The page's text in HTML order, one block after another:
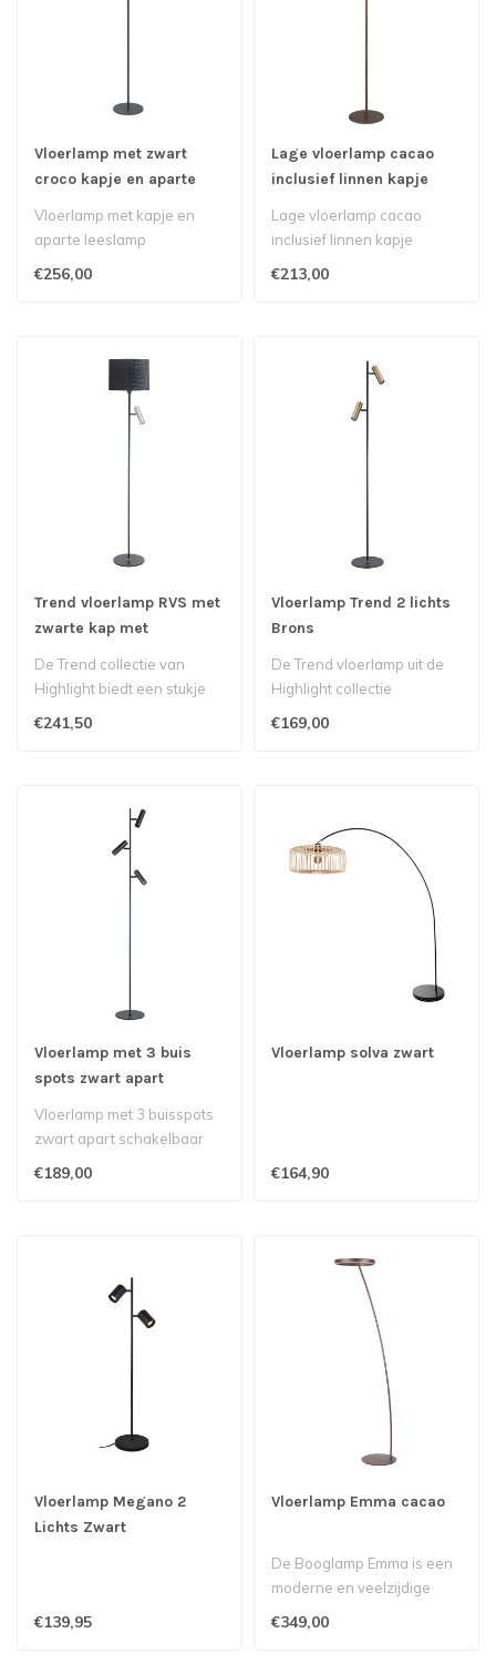
Vloerlamp met zwart
croco kapje en aparte
Vloerlamp met kapje en
aparte leeslamp
€256,00
Lage vloerlamp cacao
inclusief linnen kapje
Lage vloerlamp cacao
inclusief linnen kapje
€213,00
Trend vloerlamp RVS met
zwarte kap met
De Trend collectie van
Highlight biedt een stukje
design voor een betaalbare
€241,50
Vloerlamp Trend 2 lichts
Brons
De Trend vloerlamp uit de
Highlight collectie
combineert een elegant
€169,00
Vloerlamp met 3 buis
spots zwart apart
Vloerlamp met 3 buisspots
zwart apart schakelbaar
€189,00
Vloerlamp solva zwart
€164,90
Vloerlamp Megano 2
Lichts Zwart
€139,95
Vloerlamp Emma cacao
De Booglamp Emma is een
moderne en veelzijdige
€349,00